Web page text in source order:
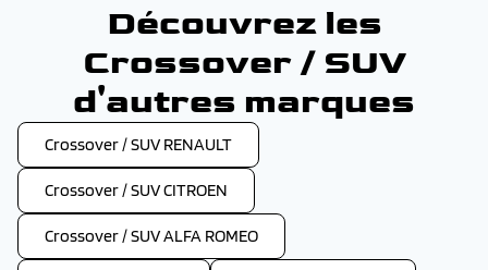
Découvrez les
Crossover / SUV
d'autres marques
Crossover / SUV RENAULT
Crossover / SUV CITROEN
Crossover / SUV ALFA ROMEO